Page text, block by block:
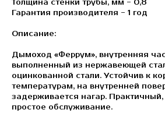
Толщина стенки трубы, мм - 0,8
Гарантия производителя - 1 год
Описание:
Дымоход «Феррум», внутренняя
выполненный из нержавеющей
оцинкованной стали. Устойчив к
температурам, на внутренней
задерживается нагар. Практичный,
простое обслуживание.